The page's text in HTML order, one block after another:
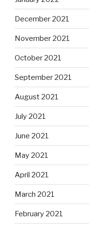
December 2021
November 2021
October 2021
September 2021
August 2021
July 2021
June 2021
May 2021
April 2021
March 2021
February 2021